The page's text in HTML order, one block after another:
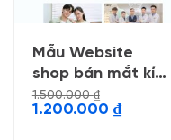
Mẫu Website
shop bán mắt kính
thời trang
1.500.000₫
Giá
gốc
1.200.000 ₫Giá
hiện